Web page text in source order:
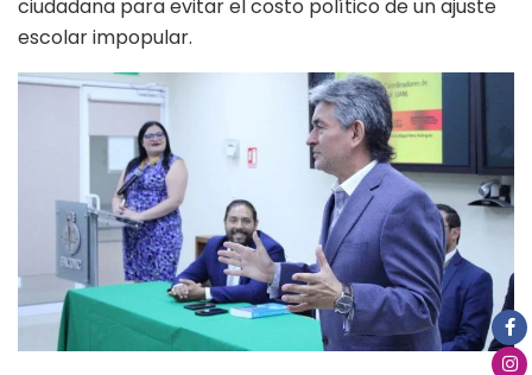
ciudadana para evitar el costo político de un ajuste
escolar impopular.